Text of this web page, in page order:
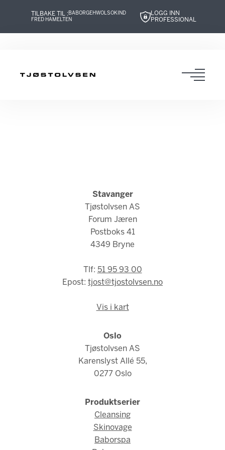
innhold
navigasjon
innhold
navigasjon
TILBAKE TIL :BABORGEHWOLSOKIND
FRED HAMELTEN
LOGG INN
PROFESSIONAL
Stavanger
Tjøstolvsen AS
Forum Jæren
Postboks 41
4349 Bryne
Tlf: 51 95 93 00
Epost: tjost@tjostolvsen.no
Vis i kart
Oslo
Tjøstolvsen AS
Karenslyst Allé 55,
0277 Oslo
Produktserier
Cleansing
Skinovage
Baborspa